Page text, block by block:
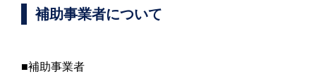
補助事業者について
■補助事業者